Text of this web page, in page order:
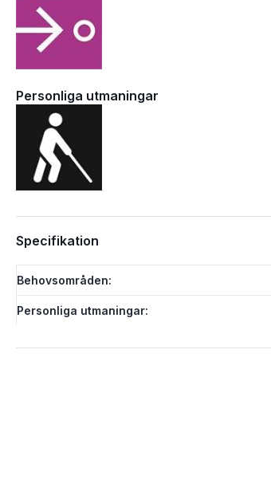
Personliga utmaningar
Specifikation
Behovsområden:
Personliga utmaningar: